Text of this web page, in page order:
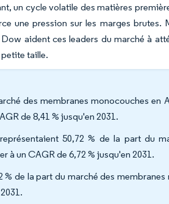
un cycle volatile des matières
une pression sur les marges brutes.
aident ces leaders du marché à
taille.
des membranes monocouches en
de 8,41 % jusqu'en 2031.
50,72 % de la part du
à un CAGR de 6,72 % jusqu'en 2031.
de la part du marché des membranes